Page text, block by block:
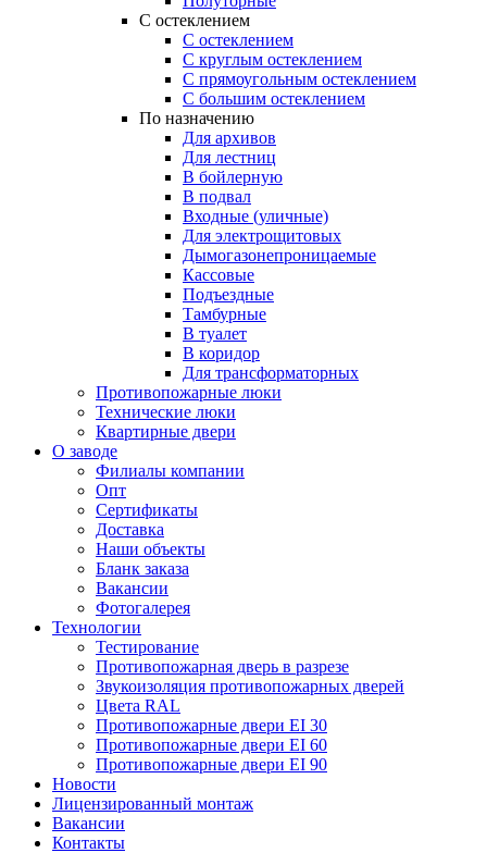
С остеклением
С остеклением
С круглым остеклением
С прямоугольным остеклением
С большим остеклением
По назначению
Для архивов
Для лестниц
В бойлерную
В подвал
Входные (уличные)
Для электрощитовых
Дымогазонепроницаемые
Кассовые
Подъездные
Тамбурные
В туалет
В коридор
Для трансформаторных
Противопожарные люки
Технические люки
Квартирные двери
О заводе
Филиалы компании
Опт
Сертификаты
Доставка
Наши объекты
Бланк заказа
Вакансии
Фотогалерея
Технологии
Тестирование
Противопожарная дверь в разрезе
Звукоизоляция противопожарных дверей
Цвета RAL
Противопожарные двери EI 30
Противопожарные двери EI 60
Противопожарные двери EI 90
Новости
Лицензированный монтаж
Вакансии
Контакты